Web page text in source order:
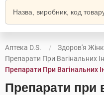
Аптека D.S.
Здоров'я
Препарати При Вагінальних
Препарати При Вагінальних
Препарати при